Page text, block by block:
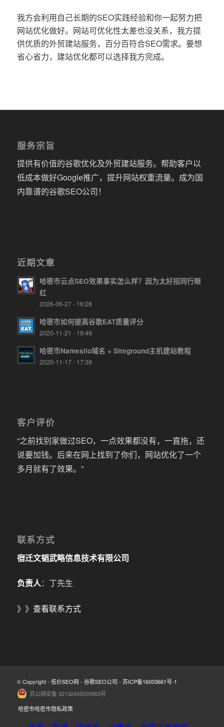
我方会利用自己长期的SEO实践经验和你一起努力把
网站优化做好。网站可优化性太差也没关系，我方提
供优质的外贸建站服务，百分百符合SEO需求。要想
省心省力，建站优化都可以选择我方完成。
服务宗旨
提供有价值的谷歌优化及外贸建站服务。帮助客户以
低成本做好Google推广，提升网站权重流量。成为国
内靠谱的谷歌SEO公司！
近期文章
哈密市云点SEO效果事实怎么样？因为太好招同行眼
红
2026-06-27 - 16:28
哈密市如何提高谷歌EAT质量评分
2020-11-21 - 19:49
哈密市Namesilo域名 + Siteground主机建站教程
2020-11-17 - 17:39
客户评价
“之前找别家做过SEO，一点效果都没有，一直拖，还
说要加钱。后来在网上找到了你们，网站优化了一个
多月就有了效果。”
联系方式
宿迁文韬武略信息技术有限公司
负责人：丁先生
》》 查看联系方式
© Copyright - 低价SEO网 - 谷歌SEO公司 - 苏ICP备16003661号-1
苏公网安备 32132402000563号
哈密市哈密市隐私政策